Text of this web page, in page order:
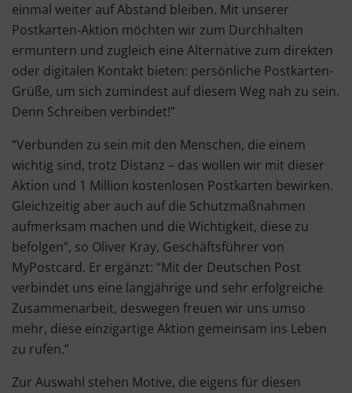
einmal weiter auf Abstand bleiben. Mit unserer
Postkarten-Aktion möchten wir zum Durchhalten
ermuntern und zugleich eine Alternative zum direkten
oder digitalen Kontakt bieten: persönliche Postkarten-
Grüße, um sich zumindest auf diesem Weg nah zu sein.
Denn Schreiben verbindet!”
“Verbunden zu sein mit den Menschen, die einem
wichtig sind, trotz Distanz – das wollen wir mit dieser
Aktion und 1 Million kostenlosen Postkarten bewirken.
Gleichzeitig aber auch auf die Schutzmaßnahmen
aufmerksam machen und die Wichtigkeit, diese zu
befolgen”, so Oliver Kray, Geschäftsführer von
MyPostcard. Er ergänzt: “Mit der Deutschen Post
verbindet uns eine langjährige und sehr erfolgreiche
Zusammenarbeit, deswegen freuen wir uns umso
mehr, diese einzigartige Aktion gemeinsam ins Leben
zu rufen.”
Zur Auswahl stehen Motive, die eigens für diesen